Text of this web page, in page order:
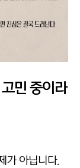
민 중이라
가 아닙니다.